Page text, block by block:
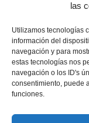
las
Utilizamos tecnologías
información del
navegación y para
estas tecnologías nos
navegación o los ID's
consentimiento, puede
funciones.